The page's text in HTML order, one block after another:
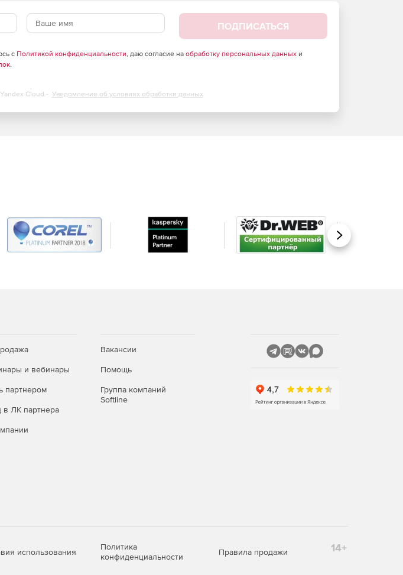
ПОДПИСАТЬСЯ
с Политикой конфиденциальности, даю согласие на обработку персональных данныхи
.
Cloud - Уведомление об условиях обработки данных
Вперед
и вебинары
партнером
в ЛК партнера
Вакансии
Помощь
Группа компаний
Softline
использования
Политика
конфиденциальности
Правила продажи 14+